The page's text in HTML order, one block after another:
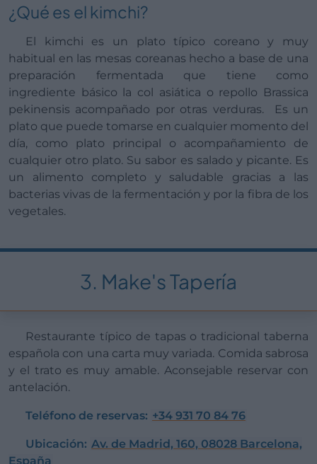
¿Qué es el kimchi?
El kimchi es un plato típico coreano y muy
habitual en las mesas coreanas hecho a base de una
preparación fermentada que tiene como
ingrediente básico la col asiática o repollo Brassica
pekinensis acompañado por otras verduras. Es un
plato que puede tomarse en cualquier momento del
día, como plato principal o acompañamiento de
cualquier otro plato. Su sabor es salado y picante. Es
un alimento completo y saludable gracias a las
bacterias vivas de la fermentación y por la fibra de los
vegetales.
3. Make's Tapería
Restaurante típico de tapas o tradicional taberna
española con una carta muy variada. Comida sabrosa
y el trato es muy amable. Aconsejable reservar con
antelación.
Teléfono de reservas: +34 931 70 84 76
Ubicación: Av. de Madrid, 160, 08028 Barcelona,
España